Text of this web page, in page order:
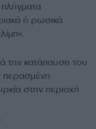
ή ρωσικά
την κατάπαυση του
περασμένη
στην περιοχή